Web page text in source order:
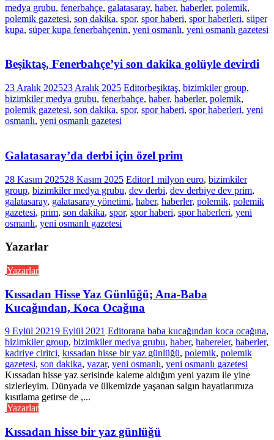
medya grubu, fenerbahçe, galatasaray, haber, haberler, polemik,
polemik gazetesi, son dakika, spor, spor haberi, spor haberleri, süper
kupa, süper kupa fenerbahçenin, yeni osmanlı, yeni osmanlı gazetesi
Beşiktaş, Fenerbahçe’yi son dakika golüyle devirdi
23 Aralık 202523 Aralık 2025 Editorbeşiktaş, bizimkiler group,
bizimkiler medya grubu, fenerbahçe, haber, haberler, polemik,
polemik gazetesi, son dakika, spor, spor haberi, spor haberleri, yeni
osmanlı, yeni osmanlı gazetesi
Galatasaray’da derbi için özel prim
28 Kasım 202528 Kasım 2025 Editor1 milyon euro, bizimkiler
group, bizimkiler medya grubu, dev derbi, dev derbiye dev prim,
galatasaray, galatasaray yönetimi, haber, haberler, polemik, polemik
gazetesi, prim, son dakika, spor, spor haberi, spor haberleri, yeni
osmanlı, yeni osmanlı gazetesi
Yazarlar
Yazarlar
Kıssadan Hisse Yaz Günlüğü; Ana-Baba
Kucağından, Koca Ocağına
9 Eylül 20219 Eylül 2021 Editorana baba kucağından koca ocağına,
bizimkiler group, bizimkiler medya grubu, haber, habereler, haberler,
kadriye ciritci, kıssadan hisse bir yaz günlüğü, polemik, polemik
gazetesi, son dakika, yazar, yeni osmanlı, yeni osmanlı gazetesi
Kıssadan hisse yaz serisinde kaleme aldığım yeni yazım ile yine
sizlerleyim. Dünyada ve ülkemizde yaşanan salgın hayatlarımıza
kısıtlama getirse de ,...
Yazarlar
Kıssadan hisse bir yaz günlüğü